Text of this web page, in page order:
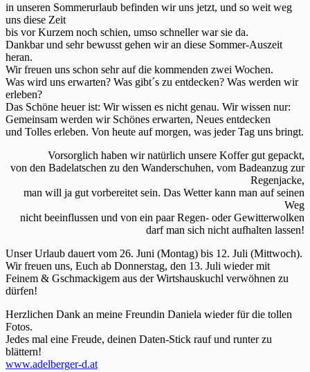
in unseren Sommerurlaub befinden wir uns jetzt, und so weit weg
uns diese Zeit
bis vor Kurzem noch schien, umso schneller war sie da.
Dankbar und sehr bewusst gehen wir an diese Sommer-Auszeit
heran.
Wir freuen uns schon sehr auf die kommenden zwei Wochen.
Was wird uns erwarten? Was gibt´s zu entdecken? Was werden wir
erleben?
Das Schöne heuer ist: Wir wissen es nicht genau. Wir wissen nur:
Gemeinsam werden wir Schönes erwarten, Neues entdecken
und Tolles erleben. Von heute auf morgen, was jeder Tag uns bringt.
Vorsorglich haben wir natürlich unsere Koffer gut gepackt,
von den Badelatschen zu den Wanderschuhen, vom Badeanzug zur
Regenjacke,
man will ja gut vorbereitet sein. Das Wetter kann man auf seinen
Weg
nicht beeinflussen und von ein paar Regen- oder Gewitterwolken
darf man sich nicht aufhalten lassen!
Unser Urlaub dauert vom 26. Juni (Montag) bis 12. Juli (Mittwoch).
Wir freuen uns, Euch ab Donnerstag, den 13. Juli wieder mit
Feinem & Gschmackigem aus der Wirtshauskuchl verwöhnen zu
dürfen!
Herzlichen Dank an meine Freundin Daniela wieder für die tollen
Fotos.
Jedes mal eine Freude, deinen Daten-Stick rauf und runter zu
blättern!
www.adelberger-d.at